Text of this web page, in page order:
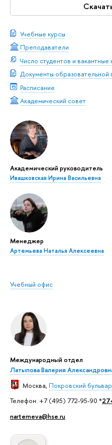
Учебные курсы
Преподаватели
Число студентов и вакантные
Документы образовательной
Расписание
Академический совет
Академический руководитель
Ивашковская Ирина Васильевна
Менеджер
Артемьева Наталья Алексеевна
Учебный офис
Международный отдел
Латыпова Валерия
Москва, Покровский
Телефон: +7 (495) 772-95-90 *
nartemeva@hse.ru